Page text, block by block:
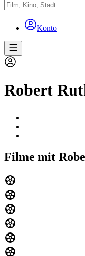
Konto
Robert
Filme mit